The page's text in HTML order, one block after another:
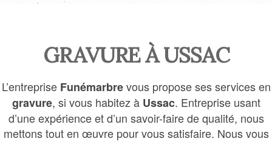
GRAVURE À USSAC
L’entreprise Funémarbrevous propose ses services en
gravure, si vous habitez à Ussac. Entreprise usant
d’une expérience et d’un savoir-faire de qualité, nous
mettons tout en œuvre pour vous satisfaire. Nous vous